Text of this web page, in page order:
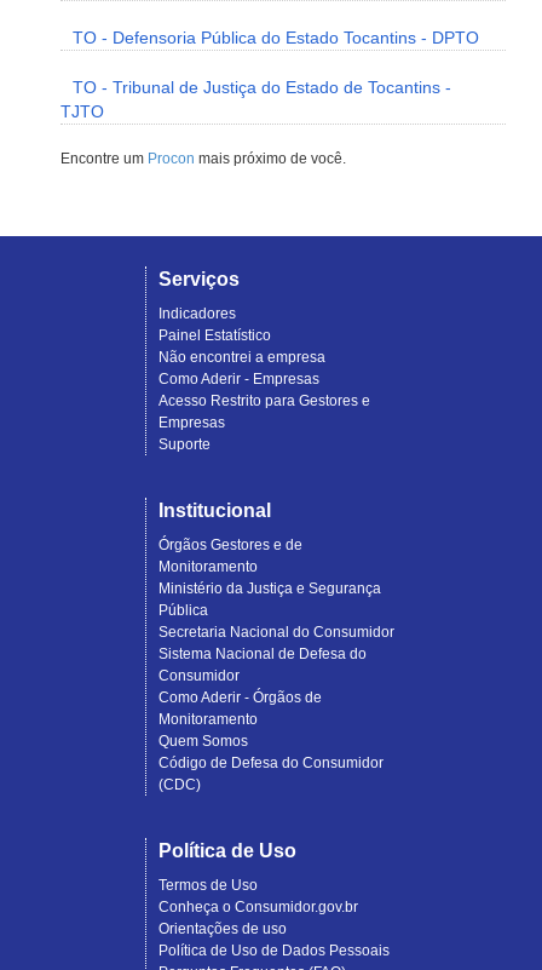
TO - Defensoria Pública do Estado Tocantins - DPTO
TO - Tribunal de Justiça do Estado de Tocantins -
TJTO
Encontre um Procon mais próximo de você.
Serviços
Indicadores
Painel Estatístico
Não encontrei a empresa
Como Aderir - Empresas
Acesso Restrito para Gestores e
Empresas
Suporte
Institucional
Órgãos Gestores e de
Monitoramento
Ministério da Justiça e Segurança
Pública
Secretaria Nacional do Consumidor
Sistema Nacional de Defesa do
Consumidor
Como Aderir - Órgãos de
Monitoramento
Quem Somos
Código de Defesa do Consumidor
(CDC)
Política de Uso
Termos de Uso
Conheça o Consumidor.gov.br
Orientações de uso
Política de Uso de Dados Pessoais